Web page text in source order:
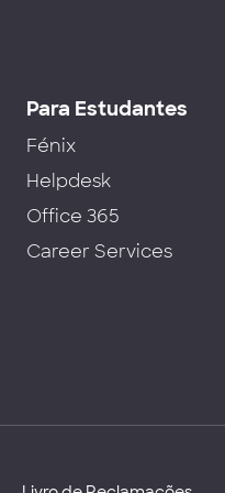
Para Estudantes
Fénix
Helpdesk
Office 365
Career Services